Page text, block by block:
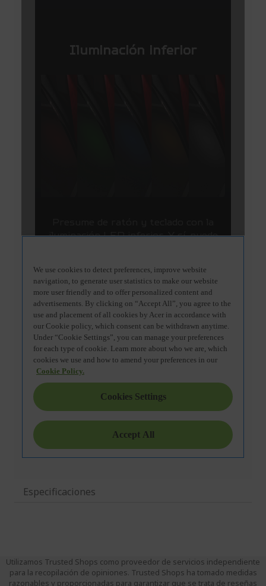
Especificaciones
Utilizamos Trusted Shops como proveedor de servicios independiente
para la recopilación de opiniones. Trusted Shops ha tomado medidas
razonables y proporcionadas para garantizar que se trata de reseñas